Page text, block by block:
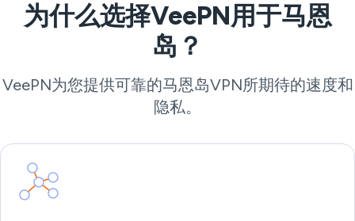
为什么选择VeePN用于马恩
岛？
VeePN为您提供可靠的马恩岛VPN所期待的速度和
隐私。